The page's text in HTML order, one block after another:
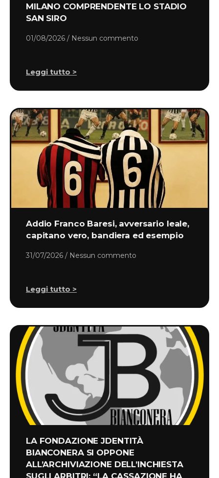
MILANO COMPRENDENTE LO STADIO
SAN SIRO
01/08/2026 Nessun commento
Leggi tutto >
Addio Franco Baresi, avversario leale,
capitano vero, bandiera ed esempio
31/07/2026 Nessun commento
Leggi tutto >
LA FONDAZIONE JDENTITÀ
BIANCONERA SI OPPONE
ALL’ARCHIVIAZIONE DELL’INCHIESTA
SUGLI ARBITRI: “LA CASSAZIONE HA